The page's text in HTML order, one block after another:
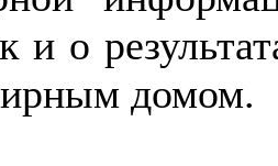
и о
домом.